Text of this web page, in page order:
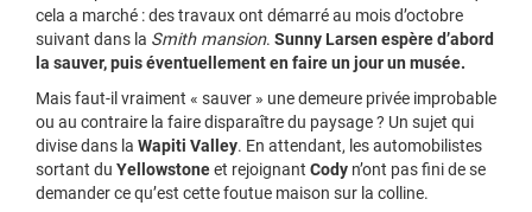
cela a marché : des travaux ont démarré au mois d’octobre
suivant dans la Smith mansion. Sunny Larsen espère d’abord
la sauver, puis éventuellement en faire un jour un musée.
Mais faut-il vraiment « sauver » une demeure privée improbable
ou au contraire la faire disparaître du paysage ? Un sujet qui
divise dans la Wapiti Valley. En attendant, les automobilistes
sortant du Yellowstoneet rejoignant Cody n’ont pas fini de se
demander ce qu’est cette foutue maison sur la colline.